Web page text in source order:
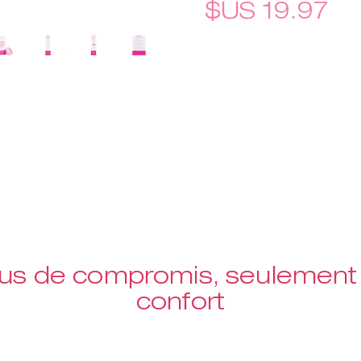
$US 19.97
de compromis,
confort